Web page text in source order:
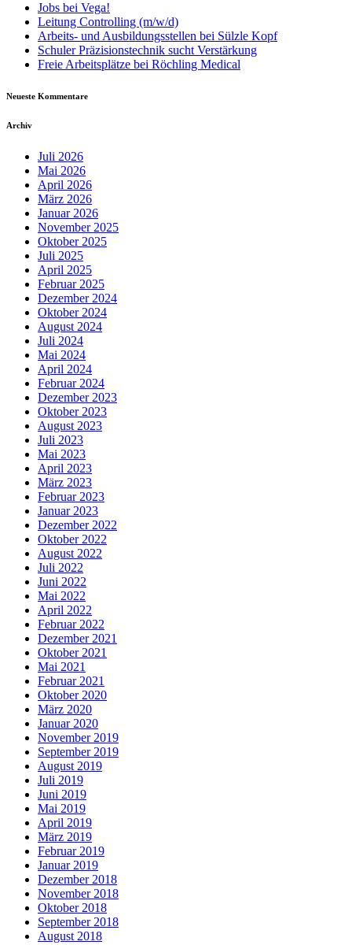
Jobs bei Vega!
Leitung Controlling (m/w/d)
Arbeits- und Ausbildungsstellen bei Sülzle Kopf
Schuler Präzisionstechnik sucht Verstärkung
Freie Arbeitsplätze bei Röchling Medical
Neueste Kommentare
Archiv
Juli 2026
Mai 2026
April 2026
März 2026
Januar 2026
November 2025
Oktober 2025
Juli 2025
April 2025
Februar 2025
Dezember 2024
Oktober 2024
August 2024
Juli 2024
Mai 2024
April 2024
Februar 2024
Dezember 2023
Oktober 2023
August 2023
Juli 2023
Mai 2023
April 2023
März 2023
Februar 2023
Januar 2023
Dezember 2022
Oktober 2022
August 2022
Juli 2022
Juni 2022
Mai 2022
April 2022
Februar 2022
Dezember 2021
Oktober 2021
Mai 2021
Februar 2021
Oktober 2020
März 2020
Januar 2020
November 2019
September 2019
August 2019
Juli 2019
Juni 2019
Mai 2019
April 2019
März 2019
Februar 2019
Januar 2019
Dezember 2018
November 2018
Oktober 2018
September 2018
August 2018